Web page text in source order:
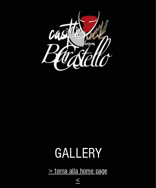
GALLERY
> torna alla home page
<